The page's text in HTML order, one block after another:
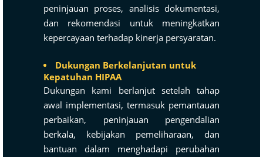
peninjauan proses, analisis dokumentasi,
dan rekomendasi untuk meningkatkan
kepercayaan terhadap kinerja persyaratan.
Dukungan Berkelanjutan untuk
Kepatuhan HIPAA
Dukungan kami berlanjut setelah tahap
awal implementasi, termasuk pemantauan
perbaikan, peninjauan pengendalian
berkala, kebijakan pemeliharaan, dan
bantuan dalam menghadapi perubahan